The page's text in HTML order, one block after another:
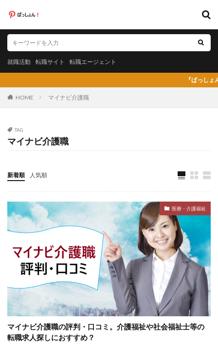
就職活動 転職サイト 転職エージェント
『ぱっしょん（
HOME マイナビ介護職
TAG
マイナビ介護職
新着順 人気順
医療・介護福祉
マイナビ介護職の評判・口コミ。介護福祉や社会福祉士等の
転職求人探しにおすすめ？
就職活動 転職サイト 転職エージェント
カテゴリー
20代 日系グローバル企業
栄養士人材バンク
株式会社AXIS
株式会社DYM
株式会社エス・エム・エス
株式会社エスエムエス
株式会社トライトキャリア
弁護士法人
建築施工管理士
株式会社リクルートメディカルキャリア
大学院
口コミ
合同労働組合ユニオン
吐き気が止まらない
土木施工管理士
声も聞きたくない
外資系 大学
大学中退者
失敗
平均年収 女性 嫌い
安い